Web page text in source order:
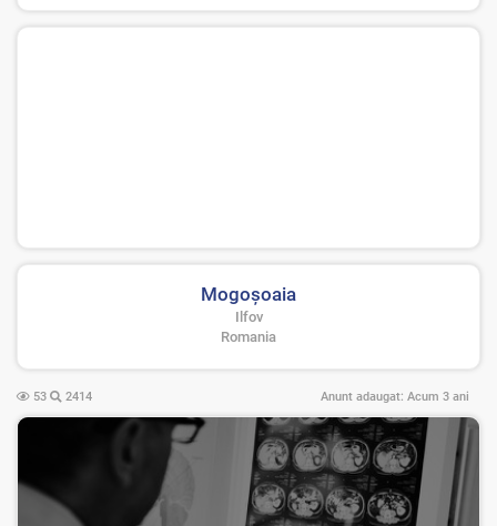
Mogoşoaia
Ilfov
Romania
53 2414 Anunt adaugat: Acum 3 ani